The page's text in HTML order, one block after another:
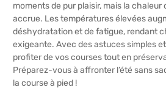
moments de pur plaisir, mais la
accrue. Les températures élevées
déshydratation et de fatigue, rendant
exigeante. Avec des astuces simples
profiter de vos courses tout en
Préparez-vous à affronter l’été sans
la course à pied !